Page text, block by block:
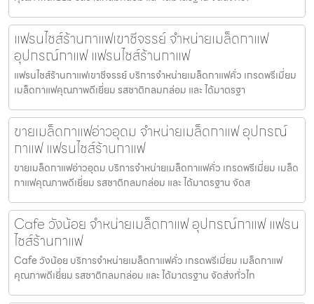
แฟรนไชส์ร้านกาแฟเขาชีจรรย์ จำหน่ายเมล็ดกาแฟ
อุปกรณ์กาแฟ แฟรนไชส์ร้านกาแฟ
แฟรนไชส์ร้านกาแฟเขาชีจรรย์ บริการจำหน่ายเมล็ดกาแฟคั่ว เกรดพรีเมี่ยม
เมล็ดกาแฟคุณภาพดีเยี่ยม รสชาติกลมกล่อม และ ได้มาตรฐา
ขายเมล็ดกาแฟอ่าวอุดม จำหน่ายเมล็ดกาแฟ อุปกรณ์
กาแฟ แฟรนไชส์ร้านกาแฟ
ขายเมล็ดกาแฟอ่าวอุดม บริการจำหน่ายเมล็ดกาแฟคั่ว เกรดพรีเมี่ยม เมล็ด
กาแฟคุณภาพดีเยี่ยม รสชาติกลมกล่อม และ ได้มาตรฐาน จัดส
Cafe วังน้อย จำหน่ายเมล็ดกาแฟ อุปกรณ์กาแฟ แฟรน
ไชส์ร้านกาแฟ
Cafe วังน้อย บริการจำหน่ายเมล็ดกาแฟคั่ว เกรดพรีเมี่ยม เมล็ดกาแฟ
คุณภาพดีเยี่ยม รสชาติกลมกล่อม และ ได้มาตรฐาน จัดส่งทั่วไท